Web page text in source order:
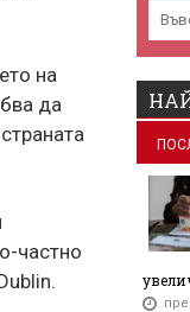
на
да
частно
Ще